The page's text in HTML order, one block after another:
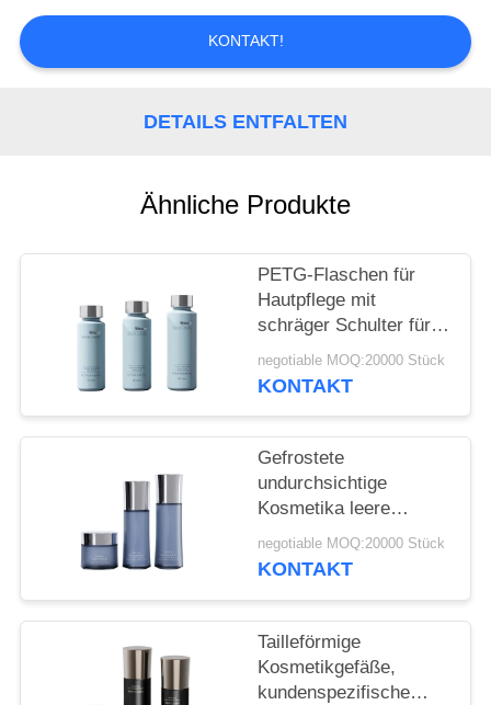
NACHRICHT
ANFORDERN
SITEMAP
PRIVACY
POLICY
KONTAKT!
DETAILS ENTFALTEN
Ähnliche Produkte
PETG-Flaschen für
Hautpflege mit
schräger Schulter für
High-End-Marken mit
CMYK-Druck und
negotiable MOQ:20000 Stück
KONTAKT
Gefrostete
undurchsichtige
Kosmetika leere
Flasche Großhandel
Wasserlotion Creme
maßgeschneidert
negotiable MOQ:20000 Stück
KONTAKT
Tailleförmige
Kosmetikgefäße,
kundenspezifische